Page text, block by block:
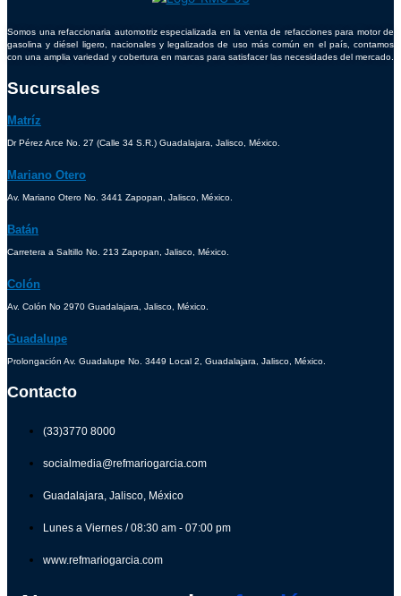
Somos una refaccionaria automotriz especializada en la venta de refacciones para motor de
gasolina y diésel ligero, nacionales y legalizados de uso más común en el país, contamos
con una amplia variedad y cobertura en marcas para satisfacer las necesidades del mercado.
Sucursales
Matríz
Dr Pérez Arce No. 27 (Calle 34 S.R.) Guadalajara, Jalisco, México.
Mariano Otero
Av. Mariano Otero No. 3441 Zapopan, Jalisco, México.
Batán
Carretera a Saltillo No. 213 Zapopan, Jalisco, México.
Colón
Av. Colón No 2970 Guadalajara, Jalisco, México.
Guadalupe
Prolongación Av. Guadalupe No. 3449 Local 2, Guadalajara, Jalisco, México.
Contacto
(33)3770 8000
socialmedia@refmariogarcia.com
Guadalajara, Jalisco, México
Lunes a Viernes / 08:30 am - 07:00 pm
www.refmariogarcia.com